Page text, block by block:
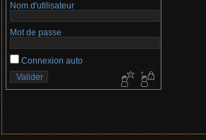
Nom d'utilisateur
Mot de passe
Connexion auto